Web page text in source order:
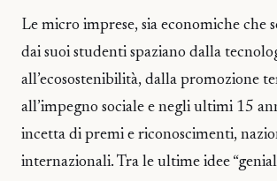
Le micro imprese, sia economiche che
dai suoi studenti spaziano dalla
all’ecosostenibilità, dalla promozione
all’impegno sociale e negli ultimi 15
incetta di premi e riconoscimenti,
internazionali. Tra le ultime idee